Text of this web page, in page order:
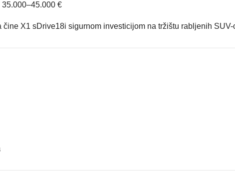
€
čine X1 sDrive18i sigurnom investicijom na tržištu rabljenih SUV-